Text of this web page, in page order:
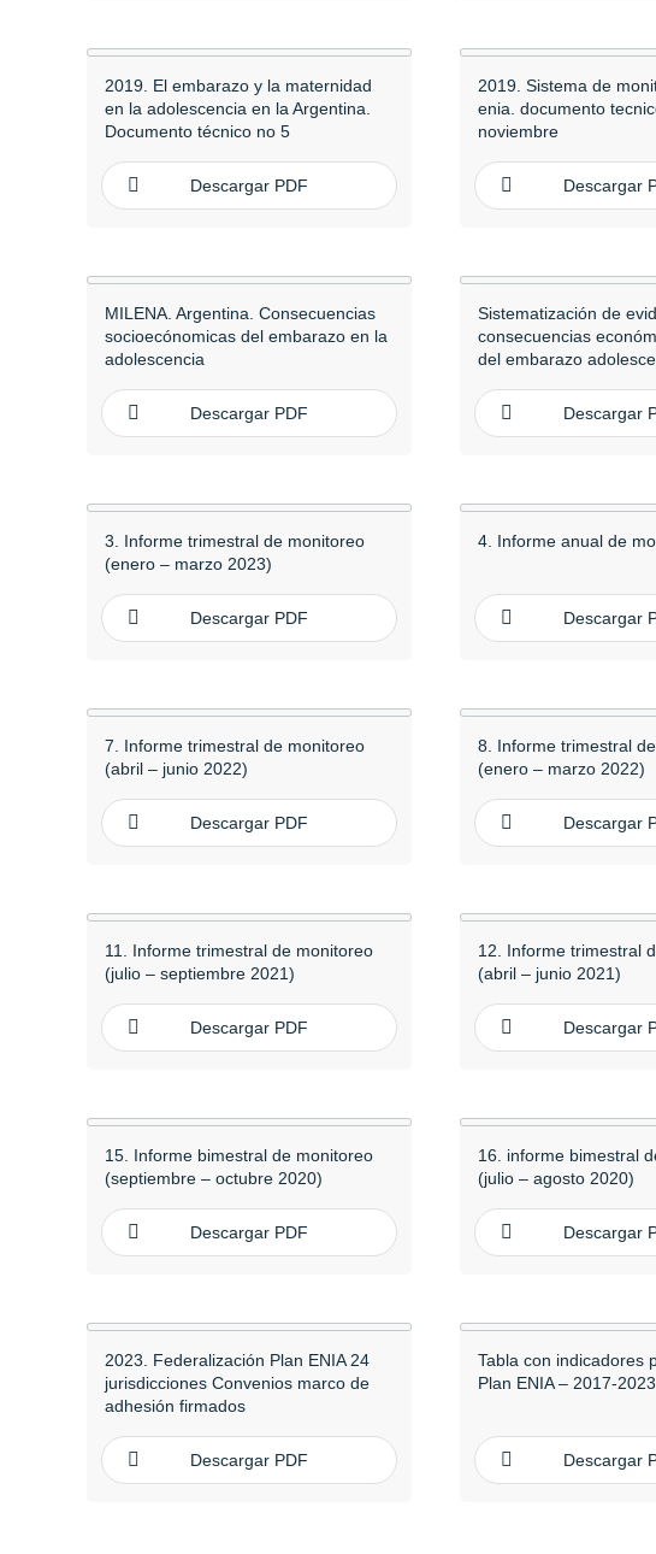
2019. El embarazo y la maternidad
en la adolescencia en la Argentina.
Documento técnico no 5
Descargar PDF
2019. Sistema de
enia. documento
noviembre
Descargar
MILENA. Argentina. Consecuencias
socioecónomicas del embarazo en la
adolescencia
Descargar PDF
Sistematización de
consecuencias
del embarazo
Descargar
3. Informe trimestral de monitoreo
(enero – marzo 2023)
Descargar PDF
4. Informe anual de
Descargar
7. Informe trimestral de monitoreo
(abril – junio 2022)
Descargar PDF
8. Informe trimestral
(enero – marzo 2022)
Descargar
11. Informe trimestral de monitoreo
(julio – septiembre 2021)
Descargar PDF
12. Informe trimestral
(abril – junio 2021)
Descargar
15. Informe bimestral de monitoreo
(septiembre – octubre 2020)
Descargar PDF
16. informe bimestral
(julio – agosto 2020)
Descargar
2023. Federalización Plan ENIA 24
jurisdicciones Convenios marco de
adhesión firmados
Descargar PDF
Tabla con indicadores
Plan ENIA – 2017-2023
Descargar